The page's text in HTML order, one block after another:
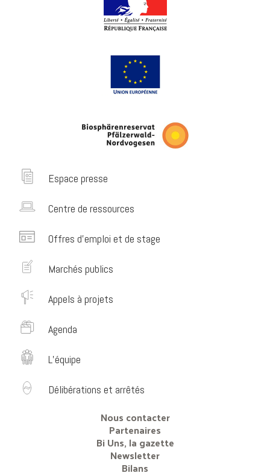
Espace presse
Centre de ressources
Offres d’emploi et de stage
Marchés publics
Appels à projets
Agenda
L’équipe
Délibérations et arrêtés
Nous contacter
Partenaires
Bi Uns, la gazette
Newsletter
Bilans